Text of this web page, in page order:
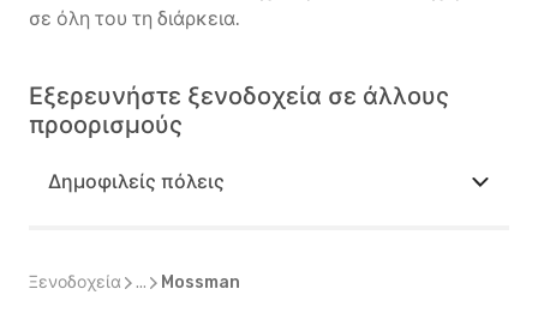
σε όλη του τη διάρκεια.
Εξερευνήστε ξενοδοχεία σε άλλους
προορισμούς
Δημοφιλείς πόλεις
Ξενοδοχεία ... Mossman